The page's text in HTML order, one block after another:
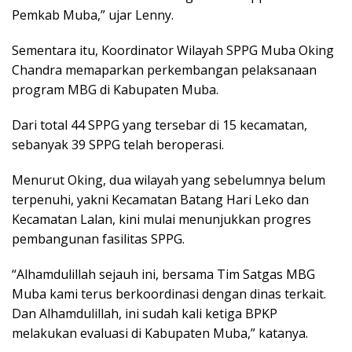
Pemkab Muba,” ujar Lenny.
Sementara itu, Koordinator Wilayah SPPG Muba Oking
Chandra memaparkan perkembangan pelaksanaan
program MBG di Kabupaten Muba.
Dari total 44 SPPG yang tersebar di 15 kecamatan,
sebanyak 39 SPPG telah beroperasi.
Menurut Oking, dua wilayah yang sebelumnya belum
terpenuhi, yakni Kecamatan Batang Hari Leko dan
Kecamatan Lalan, kini mulai menunjukkan progres
pembangunan fasilitas SPPG.
“Alhamdulillah sejauh ini, bersama Tim Satgas MBG
Muba kami terus berkoordinasi dengan dinas terkait.
Dan Alhamdulillah, ini sudah kali ketiga BPKP
melakukan evaluasi di Kabupaten Muba,” katanya.